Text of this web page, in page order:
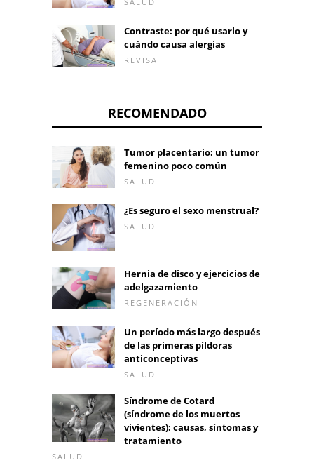
Contraste: por qué usarlo y
cuándo causa alergias
REVISA
RECOMENDADO
Tumor placentario: un tumor
femenino poco común
SALUD
¿Es seguro el sexo menstrual?
SALUD
Hernia de disco y ejercicios de
adelgazamiento
REGENERACIÓN
Un período más largo después
de las primeras píldoras
anticonceptivas
SALUD
Síndrome de Cotard
(síndrome de los muertos
vivientes): causas, síntomas y
tratamiento
SALUD